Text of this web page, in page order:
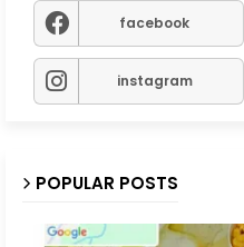
facebook
instagram
POPULAR POSTS